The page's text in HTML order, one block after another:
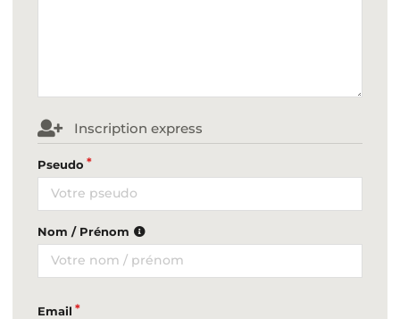
Inscription express
Pseudo
Nom / Prénom
Email